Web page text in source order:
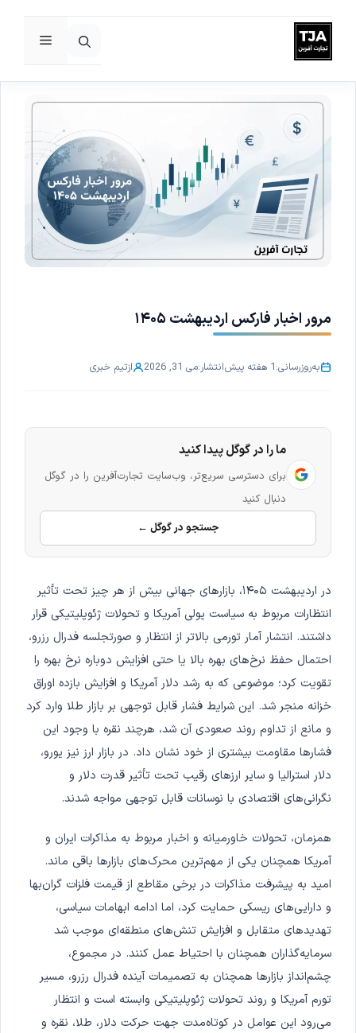
پرش
به
فهرست
مرور اخبار فارکس اردیبهشت ۱۴۰۵
به‌روزرسانی:1 هفته پیش انتشار:می 31, 2026 ازتیم خبری
ما را در گوگل پیدا کنید
برای دسترسی سریع‌تر، وب‌سایت تجارت‌آفرین را در گوگل
دنبال کنید
جستجو در گوگل ←
در اردیبهشت ۱۴۰۵، بازارهای جهانی بیش از هر چیز تحت تأثیر
انتظارات مربوط به سیاست پولی آمریکا و تحولات ژئوپلیتیکی قرار
داشتند. انتشار آمار تورمی بالاتر از انتظار و صورتجلسه فدرال رزرو،
احتمال حفظ نرخ‌های بهره بالا یا حتی افزایش دوباره نرخ بهره را
تقویت کرد؛ موضوعی که به رشد دلار آمریکا و افزایش بازده اوراق
خزانه منجر شد. این شرایط فشار قابل توجهی بر بازار طلا وارد کرد
و مانع از تداوم روند صعودی آن شد، هرچند نقره با وجود این
فشارها مقاومت بیشتری از خود نشان داد. در بازار ارز نیز یورو،
دلار استرالیا و سایر ارزهای رقیب تحت تأثیر قدرت دلار و
نگرانی‌های اقتصادی با نوسانات قابل توجهی مواجه شدند.
همزمان، تحولات خاورمیانه و اخبار مربوط به مذاکرات ایران و
آمریکا همچنان یکی از مهم‌ترین محرک‌های بازارها باقی ماند.
امید به پیشرفت مذاکرات در برخی مقاطع از قیمت فلزات گران‌بها
و دارایی‌های ریسکی حمایت کرد، اما ادامه ابهامات سیاسی،
تهدیدهای متقابل و افزایش تنش‌های منطقه‌ای موجب شد
سرمایه‌گذاران همچنان با احتیاط عمل کنند. در مجموع،
چشم‌انداز بازارها همچنان به تصمیمات آینده فدرال رزرو، مسیر
تورم آمریکا و روند تحولات ژئوپلیتیکی وابسته است و انتظار
می‌رود این عوامل در کوتاه‌مدت جهت حرکت دلار، طلا، نقره و